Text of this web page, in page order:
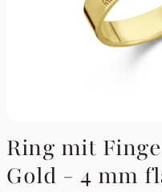
Ring mit
Gold - 4 mm